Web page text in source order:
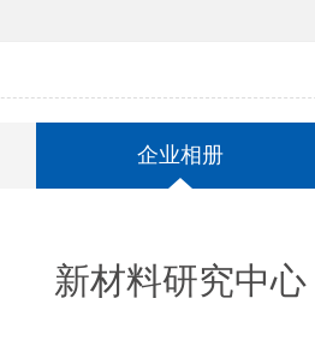
企业相册
新材料研究中心